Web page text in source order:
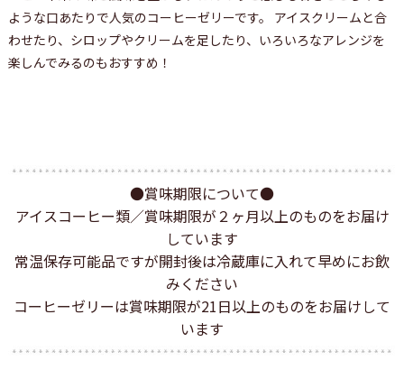
ような口あたりで人気のコーヒーゼリーです。 アイスクリームと合
わせたり、シロップやクリームを足したり、いろいろなアレンジを
楽しんでみるのもおすすめ！
●賞味期限について●
アイスコーヒー類／賞味期限が２ヶ月以上のものをお届け
しています
常温保存可能品ですが開封後は冷蔵庫に入れて早めにお飲
みください
コーヒーゼリーは賞味期限が21日以上のものをお届けして
います